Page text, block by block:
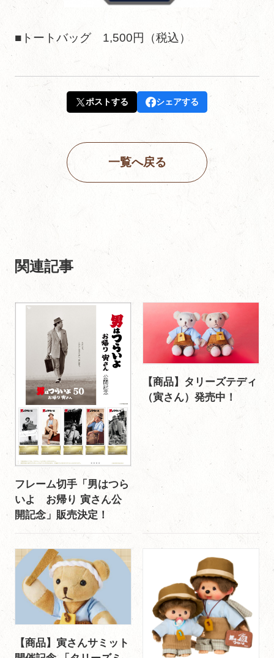
■トートバッグ 1,500円（税込）
ポストする シェアする
一覧へ戻る
関連記事
フレーム切手「男はつら
いよ お帰り 寅さん公
開記念」販売決定！
【商品】タリーズテディ
（寅さん）発売中！
【商品】寅さんサミット